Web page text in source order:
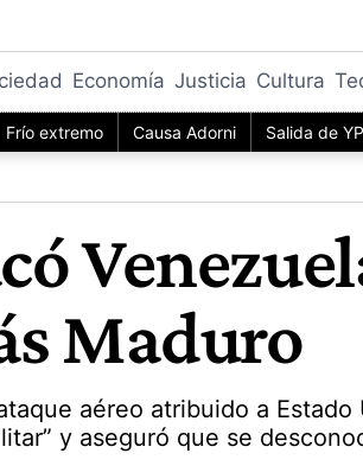
Economía Justicia Cultura
Frío extremo Causa Adorni Salida de
Maduro
aéreo atribuido a
y aseguró que se